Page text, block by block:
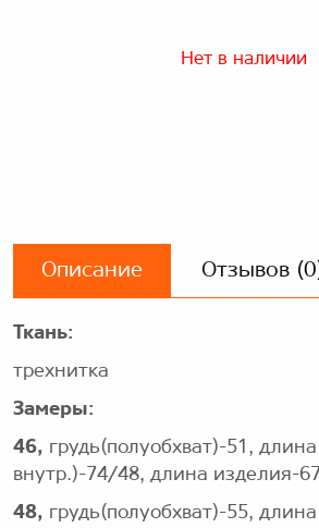
Нет в наличии
Описание Отзывов
Ткань:
трехнитка
Замеры:
46, грудь(полуобхват)-51,
внутр.)-74/48, длина изделия-67
48, грудь(полуобхват)-55,